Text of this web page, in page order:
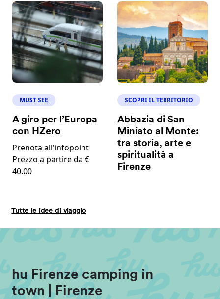
MUST SEE
A giro per l’Europa
con HZero
Prenota all'infopoint
Prezzo a partire da €
40.00
SCOPRI IL TERRITORIO
Abbazia di San
Miniato al Monte:
tra storia, arte e
spiritualità a
Firenze
Tutte le idee di viaggio
hu Firenze camping in
town | Firenze